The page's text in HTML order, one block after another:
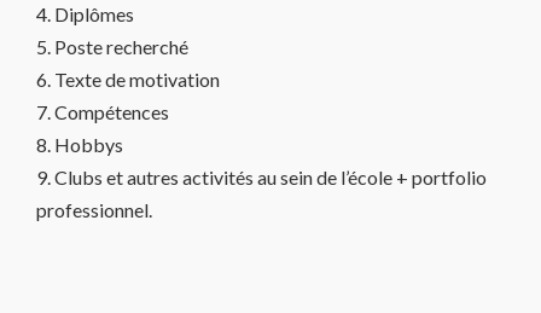
4. Diplômes
5. Poste recherché
6. Texte de motivation
7. Compétences
8. Hobbys
9. Clubs et autres activités au sein de l’école + portfolio
professionnel.